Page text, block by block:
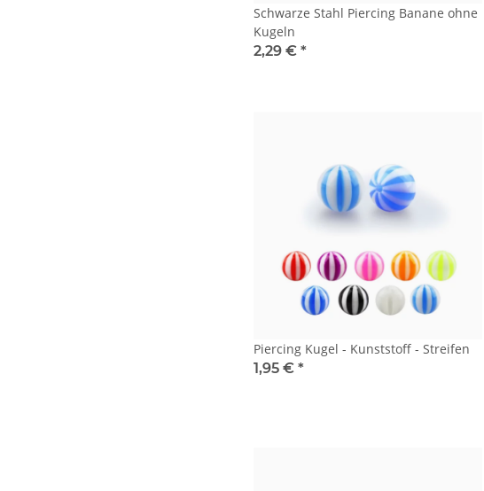
Schwarze Stahl Piercing Banane ohne
Kugeln
2,29 €*
Piercing Kugel - Kunststoff - Streifen
1,95 €*